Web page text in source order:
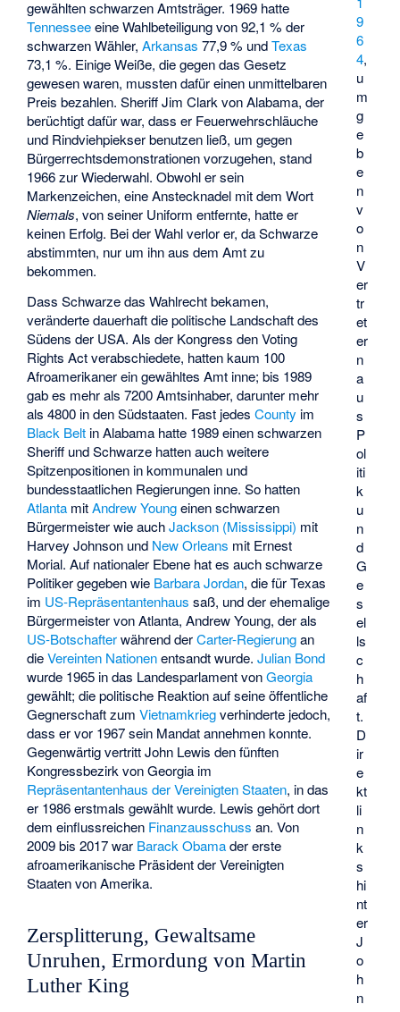
9
6
4,
u
m
g
e
b
e
n
v
o
n
V
er
tr
et
er
n
a
u
s
P
ol
iti
k
u
n
d
G
e
s
el
ls
c
h
af
t.
D
ir
e
kt
li
n
k
s
hi
nt
er
J
o
h
n
gewählten schwarzen Amtsträger. 1969 hatte
Tennesseeeine Wahlbeteiligung von 92,1 % der
schwarzen Wähler,Arkansas 77,9 % undTexas
73,1 %. Einige Weiße, die gegen das Gesetz
gewesen waren, mussten dafür einen unmittelbaren
Preis bezahlen. Sheriff Jim Clark von Alabama, der
berüchtigt dafür war, dass er Feuerwehrschläuche
und Rindviehpiekser benutzen ließ, um gegen
Bürgerrechtsdemonstrationen vorzugehen, stand
1966 zur Wiederwahl. Obwohl er sein
Markenzeichen, eine Anstecknadel mit dem Wort
Niemals, von seiner Uniform entfernte, hatte er
keinen Erfolg. Bei der Wahl verlor er, da Schwarze
abstimmten, nur um ihn aus dem Amt zu
bekommen.
Dass Schwarze das Wahlrecht bekamen,
veränderte dauerhaft die politische Landschaft des
Südens der USA. Als der Kongress den Voting
Rights Act verabschiedete, hatten kaum 100
Afroamerikaner ein gewähltes Amt inne; bis 1989
gab es mehr als 7200 Amtsinhaber, darunter mehr
als 4800 in den Südstaaten. Fast jedesCounty im
Black Belt in Alabama hatte 1989 einen schwarzen
Sheriff und Schwarze hatten auch weitere
Spitzenpositionen in kommunalen und
bundesstaatlichen Regierungen inne. So hatten
Atlanta mitAndrew Youngeinen schwarzen
Bürgermeister wie auchJackson (Mississippi) mit
Harvey Johnson und New Orleans mit Ernest
Morial. Auf nationaler Ebene hat es auch schwarze
Politiker gegeben wie Barbara Jordan, die für Texas
im US-Repräsentantenhaus saß, und der ehemalige
Bürgermeister von Atlanta, Andrew Young, der als
US-Botschafterwährend derCarter-Regierungan
dieVereinten Nationenentsandt wurde.Julian Bond
wurde 1965 in das Landesparlament vonGeorgia
gewählt; die politische Reaktion auf seine öffentliche
Gegnerschaft zumVietnamkriegverhinderte jedoch,
dass er vor 1967 sein Mandat annehmen konnte.
Gegenwärtig vertritt John Lewis den fünften
Kongressbezirk von Georgia im
Repräsentantenhaus der Vereinigten Staaten, in das
er 1986 erstmals gewählt wurde. Lewis gehört dort
dem einflussreichen Finanzausschuss an. Von
2009 bis 2017 war Barack Obamader erste
afroamerikanische Präsident der Vereinigten
Staaten von Amerika.
Zersplitterung, Gewaltsame
Unruhen, Ermordung von Martin
Luther King